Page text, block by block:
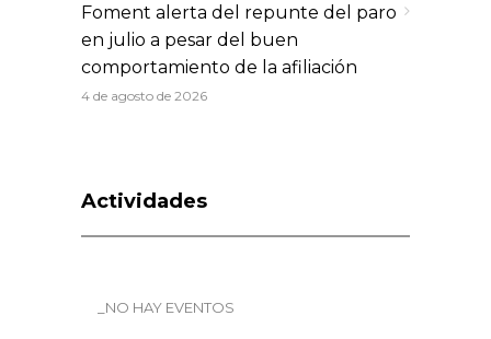
Foment alerta del repunte del paro
en julio a pesar del buen
comportamiento de la afiliación
4 de agosto de 2026
Actividades
_NO HAY EVENTOS